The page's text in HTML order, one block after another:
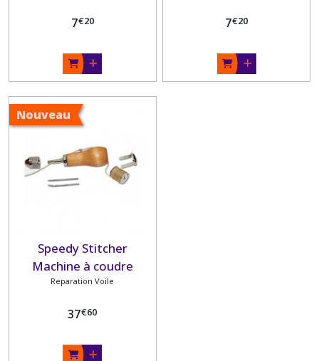
7€20 7€20
Nouveau
Speedy Stitcher
Machine à coudre
manuelle
Reparation Voile
37€60